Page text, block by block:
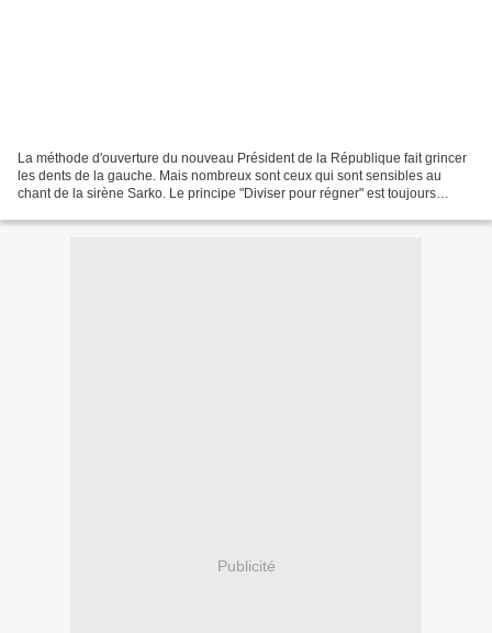
La méthode d'ouverture du nouveau Président de la République fait grincer
les dents de la gauche. Mais nombreux sont ceux qui sont sensibles au
chant de la sirène Sarko. Le principe "Diviser pour régner" est toujours
Publicité